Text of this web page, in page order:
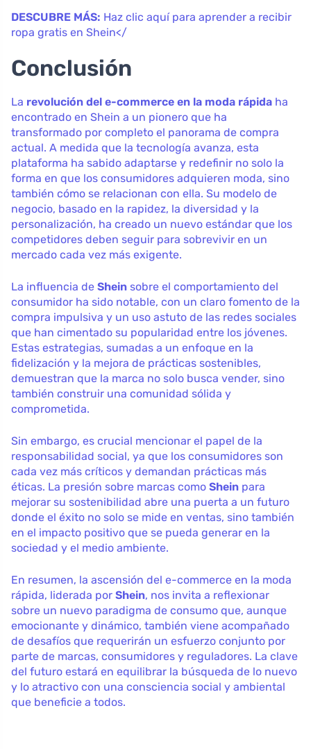
DESCUBRE MÁS: Haz clic aquí para aprender a recibir
ropa gratis en Shein</
Conclusión
La revolución del e-commerce en la moda rápida ha
encontrado en Shein a un pionero que ha
transformado por completo el panorama de compra
actual. A medida que la tecnología avanza, esta
plataforma ha sabido adaptarse y redefinir no solo la
forma en que los consumidores adquieren moda, sino
también cómo se relacionan con ella. Su modelo de
negocio, basado en la rapidez, la diversidad y la
personalización, ha creado un nuevo estándar que los
competidores deben seguir para sobrevivir en un
mercado cada vez más exigente.
La influencia de Shein sobre el comportamiento del
consumidor ha sido notable, con un claro fomento de la
compra impulsiva y un uso astuto de las redes sociales
que han cimentado su popularidad entre los jóvenes.
Estas estrategias, sumadas a un enfoque en la
fidelización y la mejora de prácticas sostenibles,
demuestran que la marca no solo busca vender, sino
también construir una comunidad sólida y
comprometida.
Sin embargo, es crucial mencionar el papel de la
responsabilidad social, ya que los consumidores son
cada vez más críticos y demandan prácticas más
éticas. La presión sobre marcas como Shein para
mejorar su sostenibilidad abre una puerta a un futuro
donde el éxito no solo se mide en ventas, sino también
en el impacto positivo que se pueda generar en la
sociedad y el medio ambiente.
En resumen, la ascensión del e-commerce en la moda
rápida, liderada por Shein, nos invita a reflexionar
sobre un nuevo paradigma de consumo que, aunque
emocionante y dinámico, también viene acompañado
de desafíos que requerirán un esfuerzo conjunto por
parte de marcas, consumidores y reguladores. La clave
del futuro estará en equilibrar la búsqueda de lo nuevo
y lo atractivo con una consciencia social y ambiental
que beneficie a todos.